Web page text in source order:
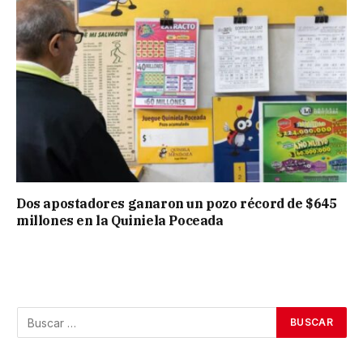
Dos apostadores ganaron un pozo récord de $645
millones en la Quiniela Poceada